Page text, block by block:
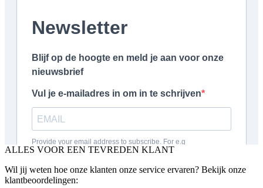
ALLES VOOR EEN TEVREDEN KLANT
Wil jij weten hoe onze klanten onze service ervaren? Bekijk onze
klantbeoordelingen: